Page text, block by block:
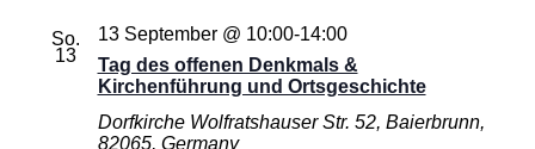
So.
13
Tag des offenen Denkmals &
Kirchenführung und Ortsgeschichte
13 September @ 10:00-14:00
Dorfkirche Wolfratshauser Str. 52, Baierbrunn,
82065, Germany